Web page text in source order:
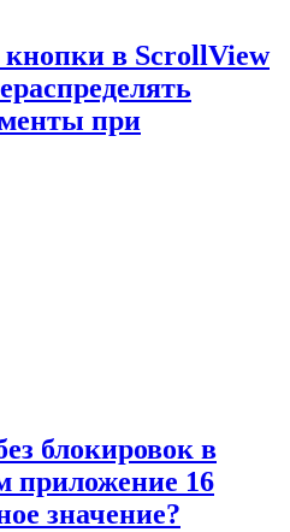
кнопки в ScrollView
при
блокировок в
приложение 16
значение?